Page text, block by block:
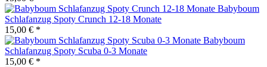
Babyboum
Schlafanzug Spoty Crunch 12-18 Monate
15,00 € *
Babyboum
Schlafanzug Spoty Scuba 0-3 Monate
15,00 € *